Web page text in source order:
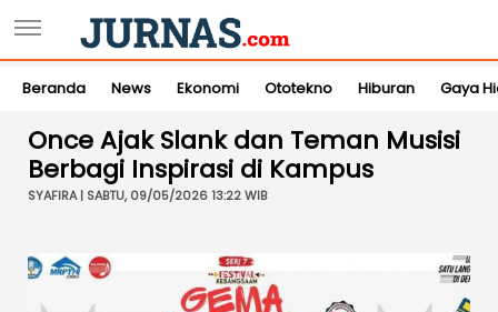
Beranda News Ekonomi Ototekno Hiburan Gaya
Once Ajak Slank dan Teman Musisi
Berbagi Inspirasi di Kampus
SYAFIRA | SABTU, 09/05/2026 13:22 WIB